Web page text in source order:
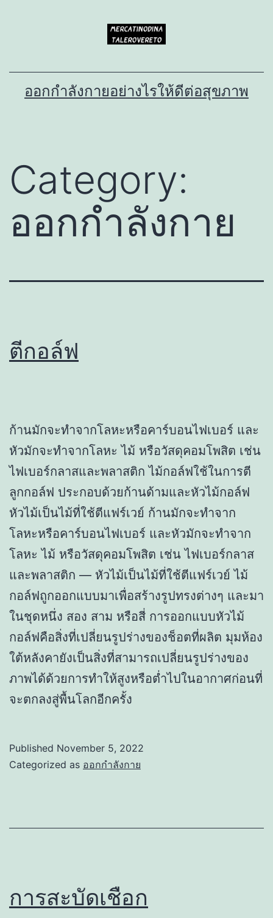
ออกกำลังกายอย่างไรให้ดีต่อสุขภาพ
Category:
ออกกำลังกาย
ตีกอล์ฟ
ก้านมักจะทำจากโลหะหรือคาร์บอนไฟเบอร์ และ
หัวมักจะทำจากโลหะ ไม้ หรือวัสดุคอมโพสิต เช่น
ไฟเบอร์กลาสและพลาสติก ไม้กอล์ฟใช้ในการตี
ลูกกอล์ฟ ประกอบด้วยก้านด้ามและหัวไม้กอล์ฟ
หัวไม้เป็นไม้ที่ใช้ตีแฟร์เวย์ ก้านมักจะทำจาก
โลหะหรือคาร์บอนไฟเบอร์ และหัวมักจะทำจาก
โลหะ ไม้ หรือวัสดุคอมโพสิต เช่น ไฟเบอร์กลาส
และพลาสติก — หัวไม้เป็นไม้ที่ใช้ตีแฟร์เวย์ ไม้
กอล์ฟถูกออกแบบมาเพื่อสร้างรูปทรงต่างๆ และมา
ในชุดหนึ่ง สอง สาม หรือสี่ การออกแบบหัวไม้
กอล์ฟคือสิ่งที่เปลี่ยนรูปร่างของช็อตที่ผลิต มุมห้อง
ใต้หลังคายังเป็นสิ่งที่สามารถเปลี่ยนรูปร่างของ
ภาพได้ด้วยการทำให้สูงหรือต่ำไปในอากาศก่อนที่
จะตกลงสู่พื้นโลกอีกครั้ง
Published November 5, 2022
Categorized as ออกกำลังกาย
การสะบัดเชือก